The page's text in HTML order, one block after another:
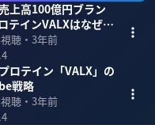
上高100億円ブラン
テインVALXはなぜ売
？
聴・ 3年前
ロテイン「VALX」の
戦略
聴・ 3年前